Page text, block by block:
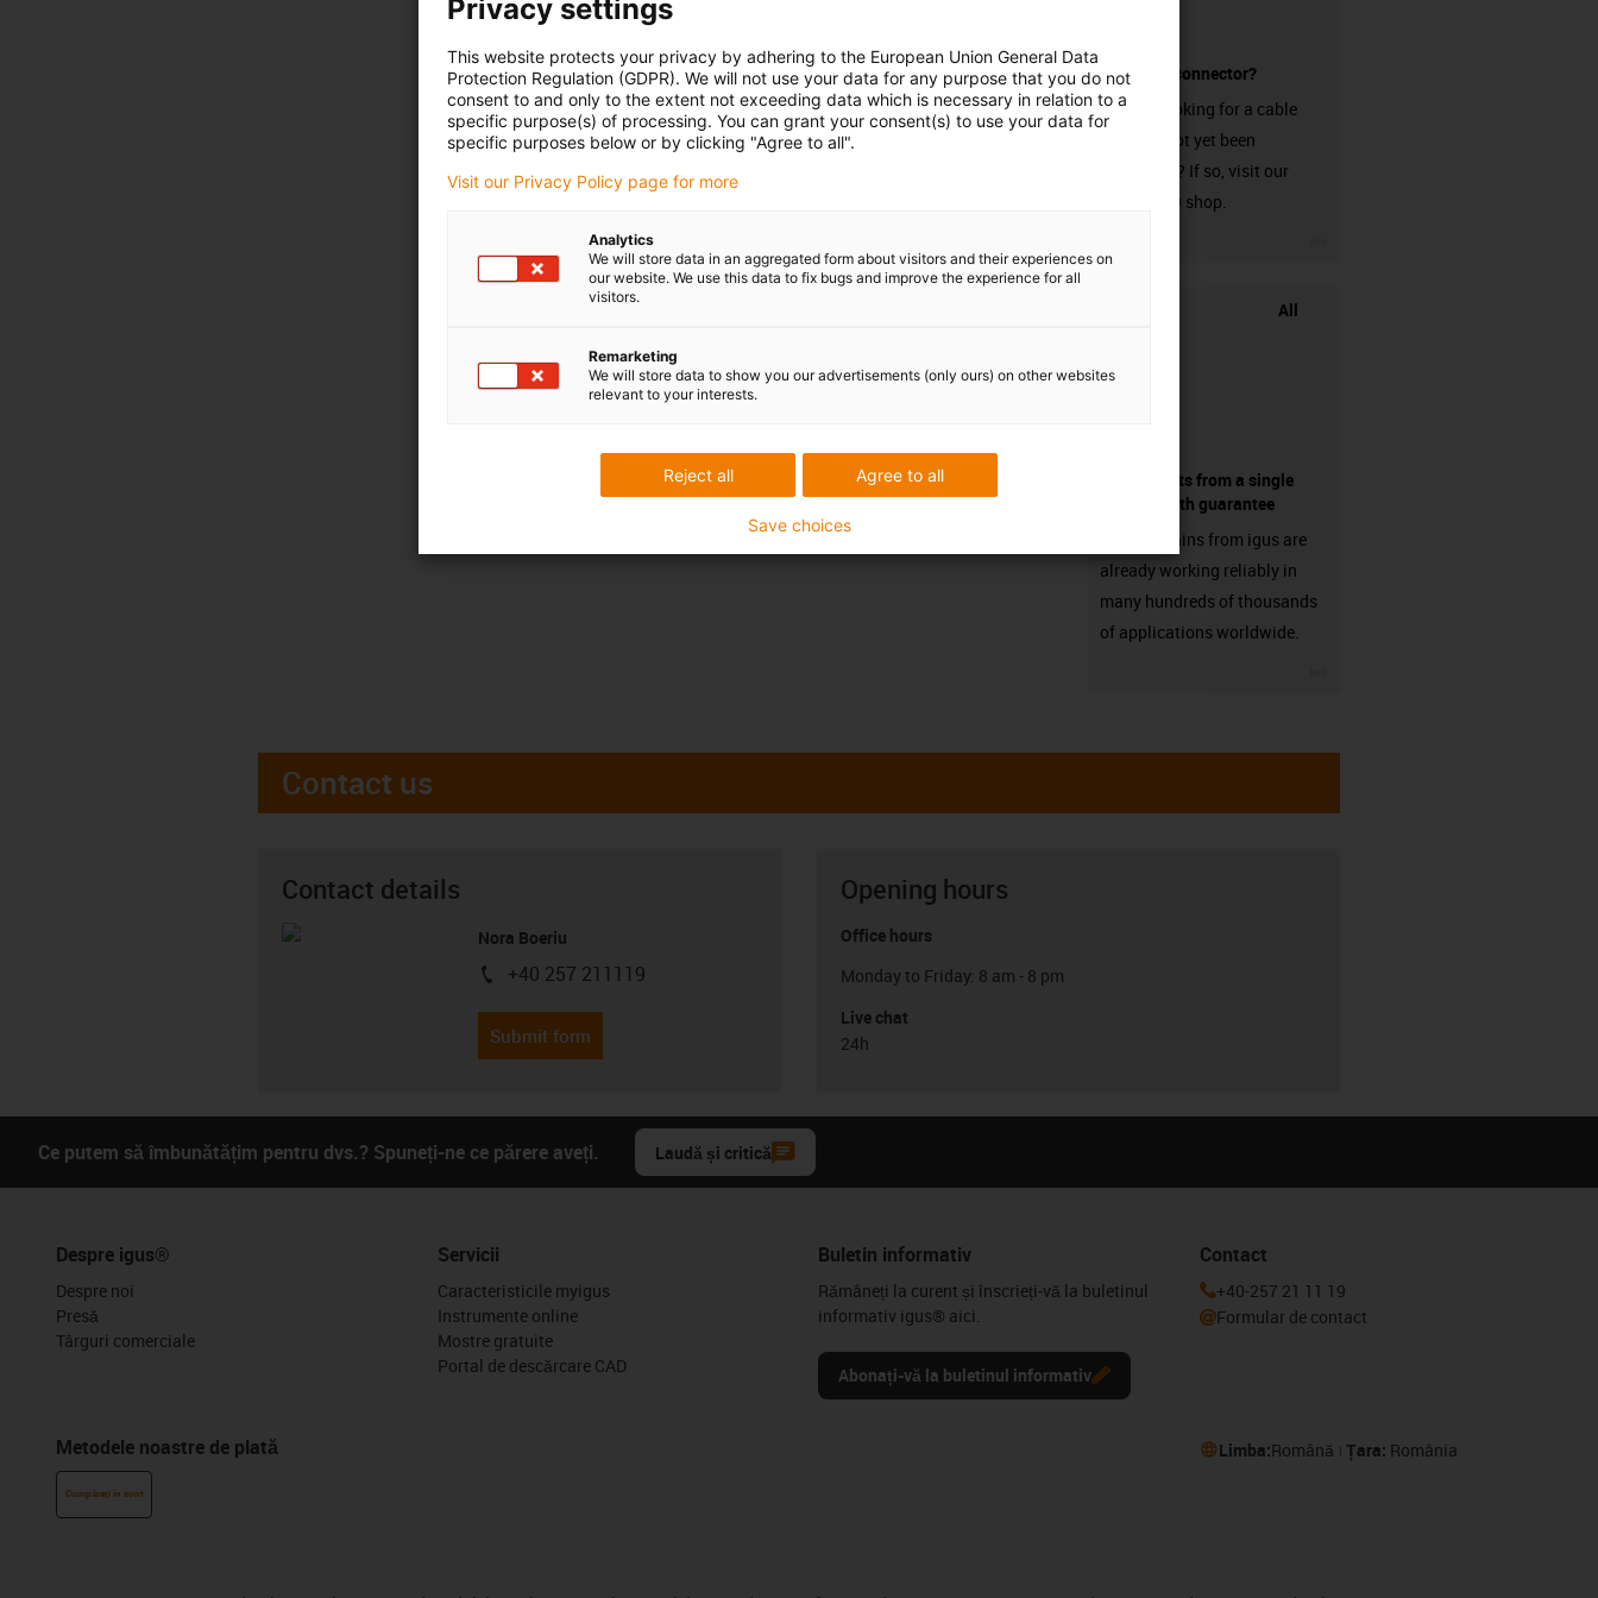
without a connector?
Are you looking for a cable
that has not yet been
harnessed? If so, visit our
chainflex® shop.
All
components from a single
source - with guarantee
Energy chains from igus are
already working reliably in
many hundreds of thousands
of applications worldwide.
Contact us
Contact details
Nora Boeriu
igus-icon-phone
+40 257 211119
Submit form
Opening hours
Office hours
Monday to Friday: 8 am - 8 pm
Live chat
24h
Ce putem să îmbunătățim pentru dvs.? Spuneți-ne ce părere aveți. Laudă și critică
Despre igus®
Despre noi
Presă
Târguri comerciale
Metodele noastre de plată
Cumpărați în cont
Servicii
Caracteristicile myigus
Instrumente online
Mostre gratuite
Portal de descărcare CAD
Buletin informativ
Rămâneți la curent și înscrieți-vă la buletinul
informativ igus® aici.
Abonați-vă la buletinul informativ
Contact
+40-257 21 11 19
Formular de contact
Limba:Română Țara: România
Privacy settings
This website protects your privacy by adhering to the European Union General Data
Protection Regulation (GDPR). We will not use your data for any purpose that you do not
consent to and only to the extent not exceeding data which is necessary in relation to a
specific purpose(s) of processing. You can grant your consent(s) to use your data for
specific purposes below or by clicking "Agree to all".
Visit our Privacy Policy page for more
Analytics
We will store data in an aggregated form about visitors and their experiences on
our website. We use this data to fix bugs and improve the experience for all
visitors.
Remarketing
We will store data to show you our advertisements (only ours) on other websites
relevant to your interests.
Agree to all
Reject all
Save choices